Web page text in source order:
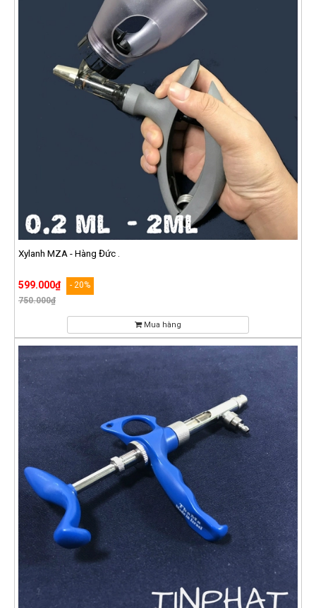
Xylanh MZA - Hàng Đức .
599.000₫
- 20%
750.000₫
Mua hàng